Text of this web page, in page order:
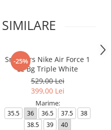
-25%
Sneakers Nike Air Force 1
LE Bg Triple White
529,00 Lei
399,00 Lei
Marime:
35.5 36 36.5 37.5
38
38.5
39 40